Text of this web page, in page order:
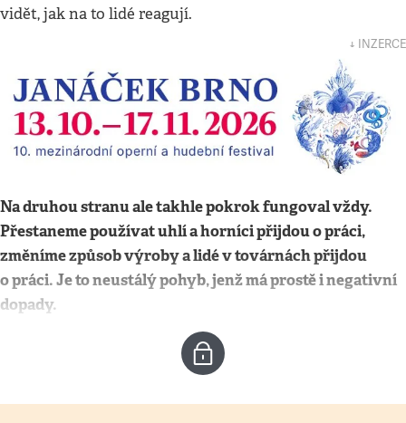
vidět, jak na to lidé reagují.
↓ INZERCE
Na druhou stranu ale takhle pokrok fungoval vždy.
Přestaneme používat uhlí a horníci přijdou o práci,
změníme způsob výroby a lidé v továrnách přijdou
o práci. Je to neustálý pohyb, jenž má prostě i negativní
dopady.